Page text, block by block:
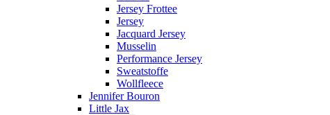
Jersey Frottee
Jersey
Jacquard Jersey
Musselin
Performance Jersey
Sweatstoffe
Wollfleece
Jennifer Bouron
Little Jax